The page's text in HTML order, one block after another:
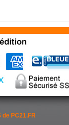
de PC21.FR